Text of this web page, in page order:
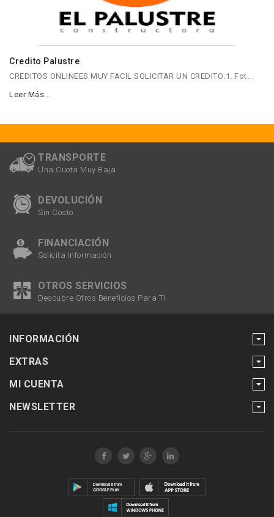
09 APRIL
Credito Palustre
CREDITOS ONLINEES MUY FACIL SOLICITAR UN CREDITO:1. Fot...
Leer Más...
TRANSPORTE
Una Cuota Muy Baja
DEVOLUCIÓN
Sin Costo
FINANCIACIÓN
Solicita Información
OTROS SERVICIOS
Descubre Otros Beneficios Para Tí
INFORMACIÓN
EXTRAS
MI CUENTA
NEWSLETTER